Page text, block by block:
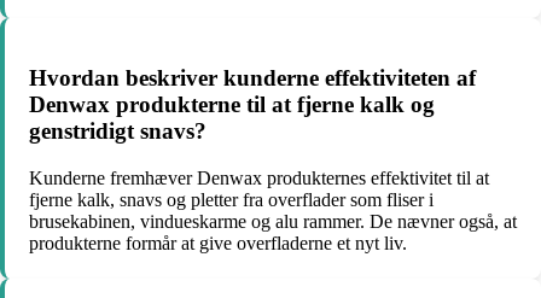
Hvordan beskriver kunderne effektiviteten af
Denwax produkterne til at fjerne kalk og
genstridigt snavs?
Kunderne fremhæver Denwax produkternes effektivitet til at
fjerne kalk, snavs og pletter fra overflader som fliser i
brusekabinen, vindueskarme og alu rammer. De nævner også, at
produkterne formår at give overfladerne et nyt liv.